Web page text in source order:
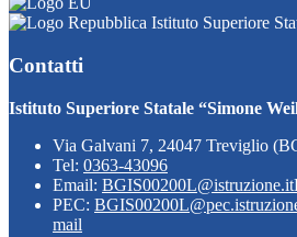
Istituto Superiore
Contatti
Istituto Superiore Statale “Simone
Via Galvani 7, 24047 Treviglio
Tel: 0363-43096
Email: BGIS00200L@istruzione.it
PEC:
mail